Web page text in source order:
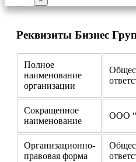
Реквизиты Бизнес
Полное
наименование
организации
Сокращенное
наименование
ООО
Организационно-
правовая форма